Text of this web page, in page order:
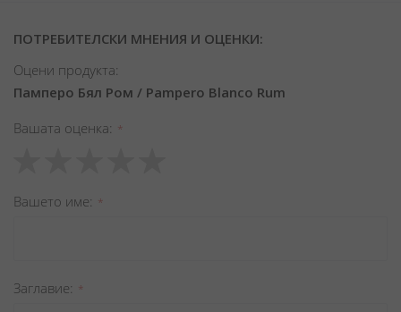
ПОТРЕБИТЕЛСКИ МНЕНИЯ И ОЦЕНКИ:
Оцени продукта:
Памперо Бял Ром / Pampero Blanco Rum
Вашата оценка
star
stars
stars
stars
stars
Вашето име
Заглавиe